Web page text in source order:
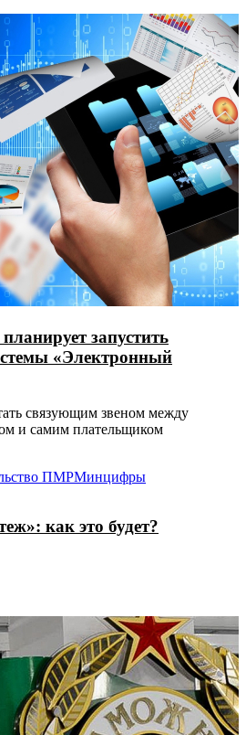
запустить
«Электронный
связующим звеном между
и самим плательщиком
ПМРМинцифры
как это будет?